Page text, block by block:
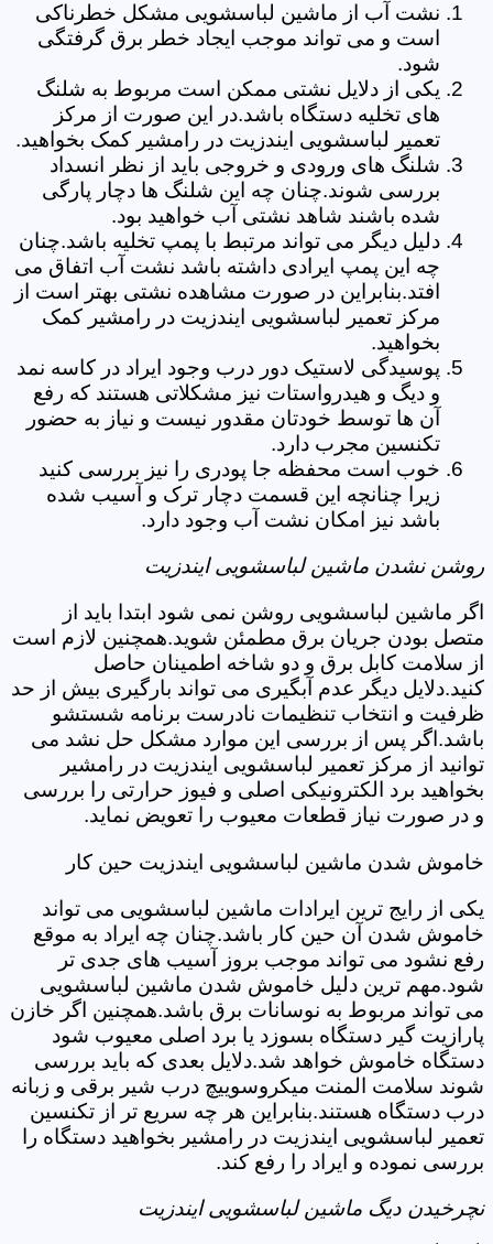
نشت آب از ماشین لباسشویی مشکل خطرناکی
است و می تواند موجب ایجاد خطر برق گرفتگی
شود.
یکی از دلایل نشتی ممکن است مربوط به شلنگ
های تخلیه دستگاه باشد.در این صورت از مرکز
تعمیر لباسشویی ایندزیت در رامشیر کمک بخواهید.
شلنگ های ورودی و خروجی باید از نظر انسداد
بررسی شوند.چنان چه این شلنگ ها دچار پارگی
شده باشند شاهد نشتی آب خواهید بود.
دلیل دیگر می تواند مرتبط با پمپ تخلیه باشد.چنان
چه این پمپ ایرادی داشته باشد نشت آب اتفاق می
افتد.بنابراین در صورت مشاهده نشتی بهتر است از
مرکز تعمیر لباسشویی ایندزیت در رامشیر کمک
بخواهید.
پوسیدگی لاستیک دور درب وجود ایراد در کاسه نمد
و دیگ و هیدرواستات نیز مشکلاتی هستند که رفع
آن ها توسط خودتان مقدور نیست و نیاز به حضور
تکنسین مجرب دارد.
خوب است محفظه جا پودری را نیز بررسی کنید
زیرا چنانچه این قسمت دچار ترک و آسیب شده
باشد نیز امکان نشت آب وجود دارد.
روشن نشدن ماشین لباسشویی ایندزیت
اگر ماشین لباسشویی روشن نمی شود ابتدا باید از
متصل بودن جریان برق مطمئن شوید.همچنین لازم است
از سلامت کابل برق و دو شاخه اطمینان حاصل
کنید.دلایل دیگر عدم آبگیری می تواند بارگیری بیش از حد
ظرفیت و انتخاب تنظیمات نادرست برنامه شستشو
باشد.اگر پس از بررسی این موارد مشکل حل نشد می
توانید از مرکز تعمیر لباسشویی ایندزیت در رامشیر
بخواهید برد الکترونیکی اصلی و فیوز حرارتی را بررسی
و در صورت نیاز قطعات معیوب را تعویض نماید.
خاموش شدن ماشین لباسشویی ایندزیت حین کار
یکی از رایج ترین ایرادات ماشین لباسشویی می تواند
خاموش شدن آن حین کار باشد.چنان چه ایراد به موقع
رفع نشود می تواند موجب بروز آسیب های جدی تر
شود.مهم ترین دلیل خاموش شدن ماشین لباسشویی
می تواند مربوط به نوسانات برق باشد.همچنین اگر خازن
پارازیت گیر دستگاه بسوزد یا برد اصلی معیوب شود
دستگاه خاموش خواهد شد.دلایل بعدی که باید بررسی
شوند سلامت المنت میکروسوییچ درب شیر برقی و زبانه
درب دستگاه هستند.بنابراین هر چه سریع تر از تکنسین
تعمیر لباسشویی ایندزیت در رامشیر بخواهید دستگاه را
بررسی نموده و ایراد را رفع کند.
نچرخیدن دیگ ماشین لباسشویی ایندزیت